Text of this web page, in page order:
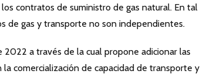
contratos de suministro de gas natural. En tal
de gas y transporte no son independientes.
a través de la cual propone adicionar las
comercialización de capacidad de transporte y